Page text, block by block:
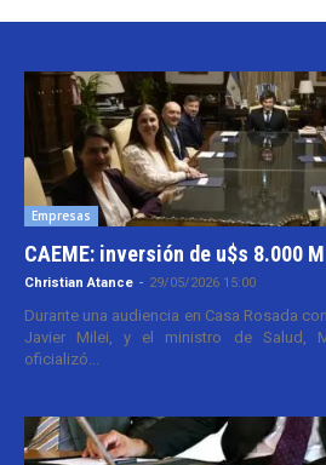
Empresas
CAEME: inversión de u$s 8.000
Christian Atance - 29/05/2026 15:00
Durante una audiencia en Casa Rosada
Javier Milei, y el ministro de Salud,
oficializó...